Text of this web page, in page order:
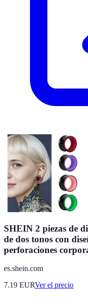
SHEIN 2 piezas de
de dos tonos con
perforaciones
es.shein.com
7.19 EURVer el precio